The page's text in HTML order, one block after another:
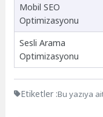
Mobil SEO
Optimizasyonu
Sesli Arama
Optimizasyonu
Etiketler :Bu yazıya